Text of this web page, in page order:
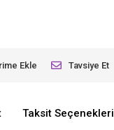
Ekle Tavsiye Et
Taksit Seçenekleri